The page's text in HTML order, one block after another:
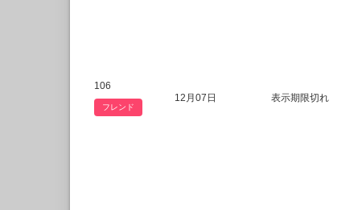
106
フレンド
12月07日 表示期限切れ